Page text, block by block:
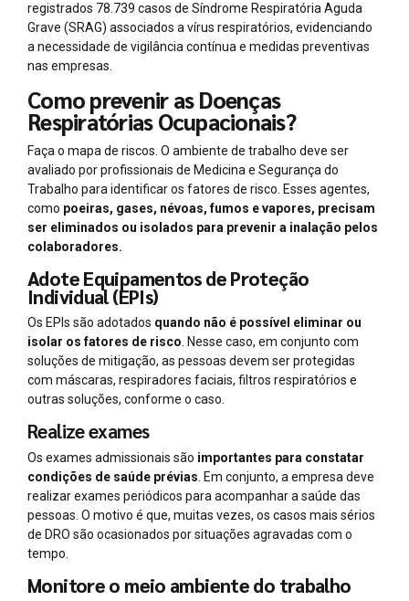
registrados 78.739 casos de Síndrome Respiratória Aguda
Grave (SRAG) associados a vírus respiratórios, evidenciando
a necessidade de vigilância contínua e medidas preventivas
nas empresas.
Como prevenir as Doenças
Respiratórias Ocupacionais?
Faça o mapa de riscos. O ambiente de trabalho deve ser
avaliado por profissionais de Medicina e Segurança do
Trabalho para identificar os fatores de risco. Esses agentes,
como poeiras, gases, névoas, fumos e vapores, precisam
ser eliminados ou isolados para prevenir a inalação pelos
colaboradores.
Adote Equipamentos de Proteção
Individual (EPIs)
Os EPIs são adotados quando não é possível eliminar ou
isolar os fatores de risco. Nesse caso, em conjunto com
soluções de mitigação, as pessoas devem ser protegidas
com máscaras, respiradores faciais, filtros respiratórios e
outras soluções, conforme o caso.
Realize exames
Os exames admissionais são importantes para constatar
condições de saúde prévias . Em conjunto, a empresa deve
realizar exames periódicos para acompanhar a saúde das
pessoas. O motivo é que, muitas vezes, os casos mais sérios
de DRO são ocasionados por situações agravadas com o
tempo.
Monitore o meio ambiente do trabalho